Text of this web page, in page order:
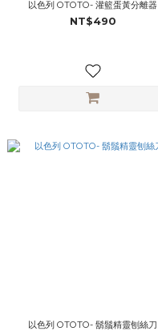
以色列 OTOTO- 灌籃蛋黃分離器
NT$490
以色列 OTOTO- 鬍鬚精靈刨絲刀